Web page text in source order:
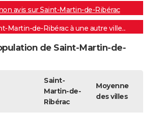
avis sur Saint-Martin-de-Ribérac
Martin-de-Ribérac à une autre ville...
de Saint-Martin-de-
Saint-
Martin-de-
Ribérac
Moyenne
des villes